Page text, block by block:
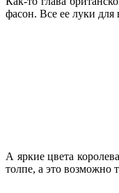
фасон. Все ее луки для
А яркие цвета
толпе, а это возможно